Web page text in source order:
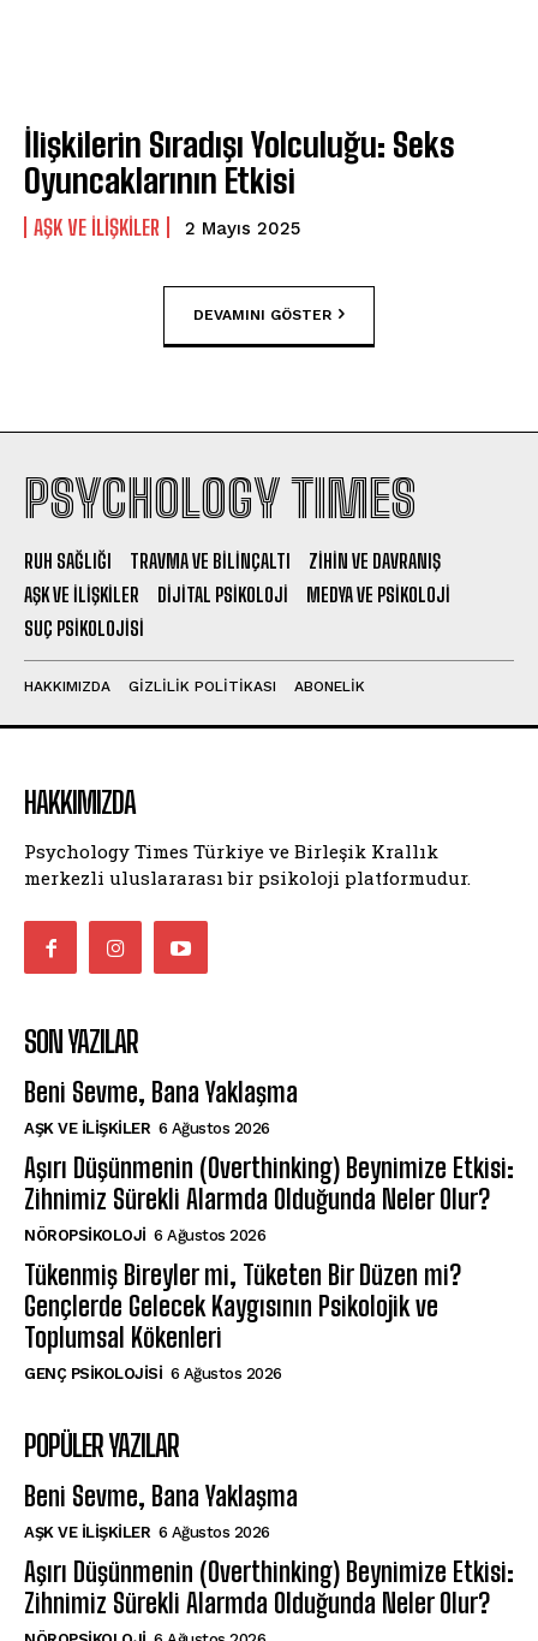
İlişkilerin Sıradışı Yolculuğu: Seks
Oyuncaklarının Etkisi
AŞK VE İLIŞKILER 2 Mayıs 2025
DEVAMINI GÖSTER
PSYCHOLOGY TIMES
RUH SAĞLIĞI TRAVMA VE BILINÇALTI
ZIHIN VE DAVRANIŞ
AŞK VE İLIŞKILER
DIJITAL PSIKOLOJI
MEDYA VE PSIKOLOJI
SUÇ PSIKOLOJISI
HAKKIMIZDA GIZLILIK POLITIKASI ABONELIK
HAKKIMIZDA
Psychology Times Türkiye ve Birleşik Krallık
merkezli uluslararası bir psikoloji platformudur.
SON YAZILAR
Beni Sevme, Bana Yaklaşma
AŞK VE İLIŞKILER 6 Ağustos 2026
Aşırı Düşünmenin (Overthinking) Beynimize Etkisi:
Zihnimiz Sürekli Alarmda Olduğunda Neler Olur?
NÖROPSIKOLOJI 6 Ağustos 2026
Tükenmiş Bireyler mi, Tüketen Bir Düzen mi?
Gençlerde Gelecek Kaygısının Psikolojik ve
Toplumsal Kökenleri
GENÇ PSIKOLOJISI 6 Ağustos 2026
POPÜLER YAZILAR
Beni Sevme, Bana Yaklaşma
AŞK VE İLIŞKILER 6 Ağustos 2026
Aşırı Düşünmenin (Overthinking) Beynimize Etkisi:
Zihnimiz Sürekli Alarmda Olduğunda Neler Olur?